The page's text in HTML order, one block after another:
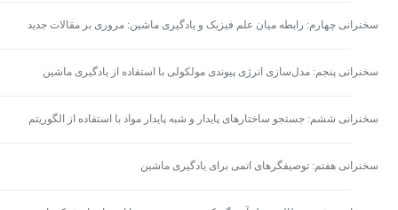
سخنرانی چهارم: رابطه میان علم فیزیک و یادگیری ماشین: مروری بر مقالات جدید
سخنرانی پنجم: مدل‌سازی انرژی پیوندی مولکولی با استفاده از یادگیری ماشین
سخنرانی ششم: جستجو ساختارهای پایدار و شبه پایدار مواد با استفاده از الگوریتم
سخنرانی هفتم: توصیفگرهای اتمی برای یادگیری ماشین